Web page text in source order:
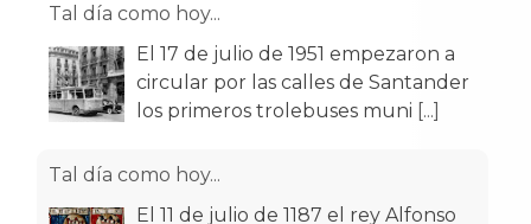
Tal día como hoy...
El 17 de julio de 1951 empezaron a
circular por las calles de Santander
los primeros trolebuses muni [...]
Tal día como hoy...
El 11 de julio de 1187 el rey Alfonso